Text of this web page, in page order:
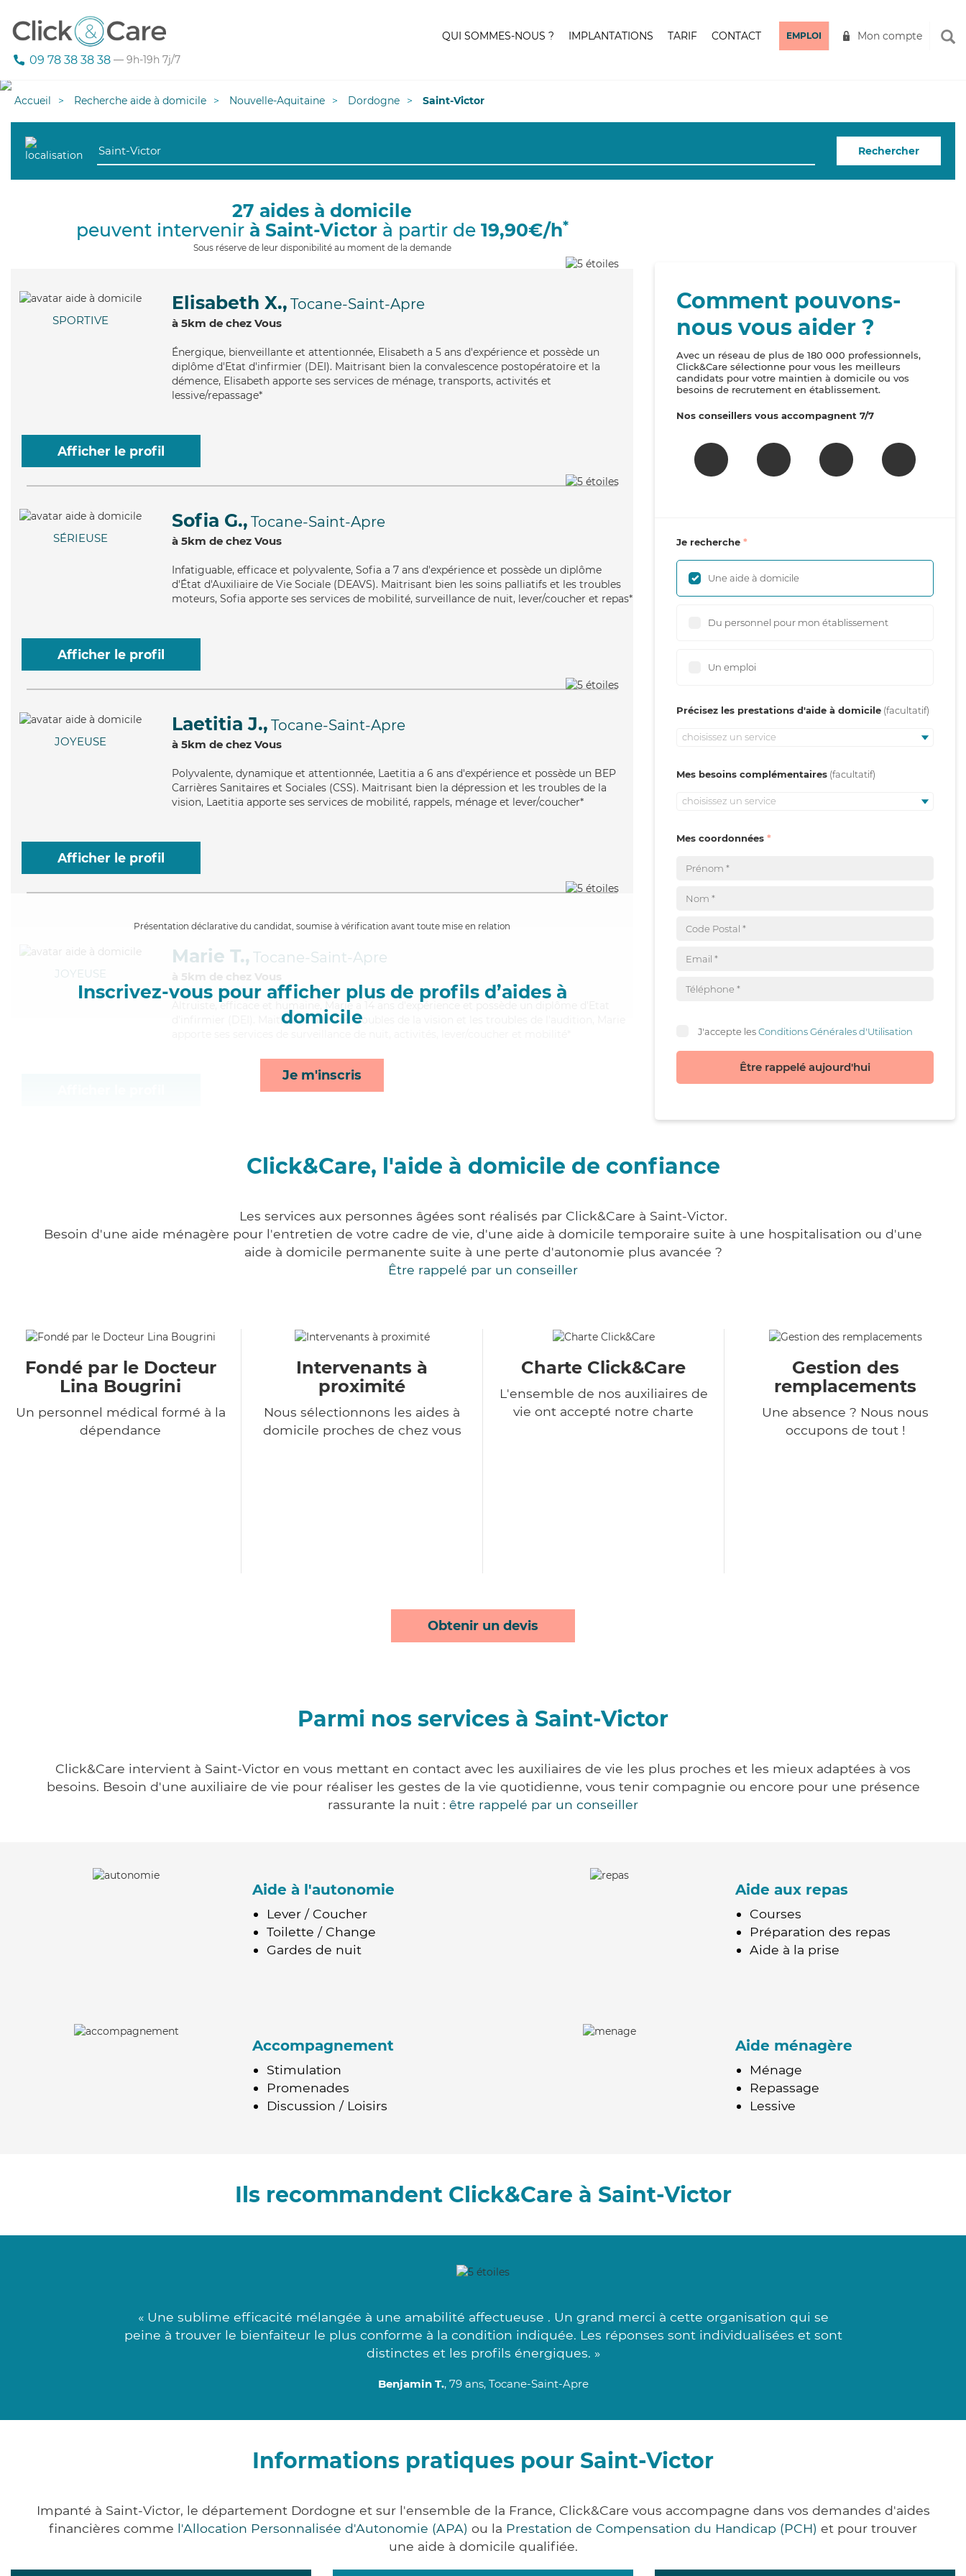
09 78 38 38 38 — 9h-19h 7j/7
QUI SOMMES-NOUS ? IMPLANTATIONS TARIF CONTACT EMPLOI Mon compte
Accueil Recherche aide à domicile Nouvelle-Aquitaine Dordogne Saint-Victor
Rechercher
27 aides à domicile
peuvent intervenir à Saint-Victorà partir de 19,90€/h*
Sous réserve de leur disponibilité au moment de la demande
SPORTIVE
Elisabeth X., Tocane-Saint-Apre
à 5km de chez Vous
Énergique, bienveillante et attentionnée, Elisabeth a 5 ans d'expérience et possède un
diplôme d'Etat d'infirmier (DEI). Maitrisant bien la convalescence postopératoire et la
démence, Elisabeth apporte ses services de ménage, transports, activités et
lessive/repassage*
Afficher le profil
SÉRIEUSE
Sofia G., Tocane-Saint-Apre
à 5km de chez Vous
Infatiguable, efficace et polyvalente, Sofia a 7 ans d'expérience et possède un diplôme
d'État d'Auxiliaire de Vie Sociale (DEAVS). Maitrisant bien les soins palliatifs et les troubles
moteurs, Sofia apporte ses services de mobilité, surveillance de nuit, lever/coucher et repas*
Afficher le profil
JOYEUSE
Laetitia J., Tocane-Saint-Apre
à 5km de chez Vous
Polyvalente, dynamique et attentionnée, Laetitia a 6 ans d'expérience et possède un BEP
Carrières Sanitaires et Sociales (CSS). Maitrisant bien la dépression et les troubles de la
vision, Laetitia apporte ses services de mobilité, rappels, ménage et lever/coucher*
Afficher le profil
Présentation déclarative du candidat, soumise à vérification avant toute mise en relation
Inscrivez-vous pour afficher plus de profils d’aides à
domicile
Je m'inscris
JOYEUSE
Marie T., Tocane-Saint-Apre
à 5km de chez Vous
, efficace et humaine, Marie a 14 ans d'expérience et possède un diplôme d'Etat
d'infirmier (DEI). Maitrisant bien les troubles de la vision et les troubles de l'audition, Marie
Comment pouvons-
nous vous aider ?
Avec un réseau de plus de 180 000 professionnels,
Click&Care sélectionne pour vous les meilleurs
candidats pour votre maintien à domicile ou vos
besoins de recrutement en établissement.
Nos conseillers vous accompagnent 7/7
Je recherche
Une aide à domicile
Du personnel pour mon établissement
Un emploi
Précisez les prestations d'aide à domicile
choisissez un service
Mes besoins complémentaires
choisissez un service
Mes coordonnées
J'accepte lesConditions Générales d'Utilisation
Être rappelé aujourd'hui
Click&Care, l'aide à domicile de confiance
Les services aux personnes âgées sont réalisés par Click&Care à Saint-Victor.
Besoin d'une aide ménagère pour l'entretien de votre cadre de vie, d'une aide à domicile temporaire suite à une hospitalisation ou d'une
aide à domicile permanente suite à une perte d'autonomie plus avancée ?
Être rappelé par un conseiller
Fondé par le Docteur
Lina Bougrini
Un personnel médical formé à la
dépendance
Intervenants à
proximité
Nous sélectionnons les aides à
domicile proches de chez vous
Charte Click&Care
L'ensemble de nos auxiliaires de
vie ont accepté notre charte
Gestion des
remplacements
Une absence ? Nous nous
occupons de tout !
Obtenir un devis
Parmi nos services à Saint-Victor
Click&Care intervient à Saint-Victor en vous mettant en contact avec les auxiliaires de vie les plus proches et les mieux adaptées à vos
besoins. Besoin d'une auxiliaire de vie pour réaliser les gestes de la vie quotidienne, vous tenir compagnie ou encore pour une présence
rassurante la nuit : être rappelé par un conseiller
Aide à l'autonomie
Lever / Coucher
Toilette / Change
Gardes de nuit
Aide aux repas
Courses
Préparation des repas
Aide à la prise
Accompagnement
Stimulation
Promenades
Discussion / Loisirs
Aide ménagère
Ménage
Repassage
Lessive
Ils recommandent Click&Care à Saint-Victor
« Une sublime efficacité mélangée à une amabilité affectueuse . Un grand merci à cette organisation qui se
peine à trouver le bienfaiteur le plus conforme à la condition indiquée. Les réponses sont individualisées et sont
distinctes et les profils énergiques. »
Benjamin T., 79 ans, Tocane-Saint-Apre
Informations pratiques pour Saint-Victor
Impanté à Saint-Victor, le département Dordogne et sur l'ensemble de la France, Click&Care vous accompagne dans vos demandes d'aides
financières comme l'Allocation Personnalisée d'Autonomie (APA) ou la Prestation de Compensation du Handicap (PCH) et pour trouver
une aide à domicile qualifiée.